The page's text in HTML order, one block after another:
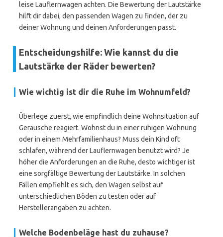
leise Lauflernwagen achten. Die Bewertung der Lautstärke
hilft dir dabei, den passenden Wagen zu finden, der zu
deiner Wohnung und deinen Anforderungen passt.
Entscheidungshilfe: Wie kannst du die
Lautstärke der Räder bewerten?
Wie wichtig ist dir die Ruhe im Wohnumfeld?
Überlege zuerst, wie empfindlich deine Wohnsituation auf
Geräusche reagiert. Wohnst du in einer ruhigen Wohnung
oder in einem Mehrfamilienhaus? Muss dein Kind oft
schlafen, während der Lauflernwagen benutzt wird? Je
höher die Anforderungen an die Ruhe, desto wichtiger ist
eine sorgfältige Bewertung der Lautstärke. In solchen
Fällen empfiehlt es sich, den Wagen selbst auf
unterschiedlichen Böden zu testen oder auf
Herstellerangaben zu achten.
Welche Bodenbeläge hast du zuhause?